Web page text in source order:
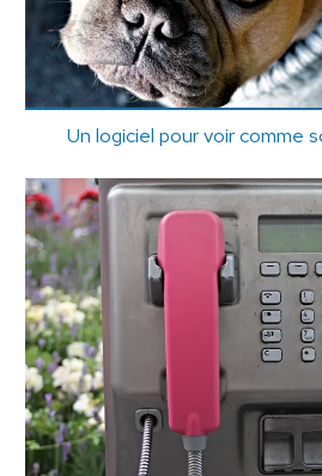
Un logiciel pour voir comme